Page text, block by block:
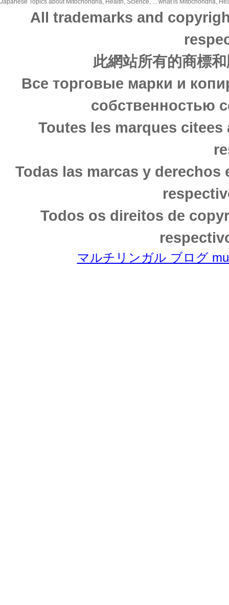
Japanese Topics about Mitochondria, Health, Science, ... what is Mitochondria,
All trademarks and
此網站所有的商標
Все торговые марки и
собственностью
Toutes les marques
Todas las marcas y
Todos os direitos de
マルチリンガル ブログ